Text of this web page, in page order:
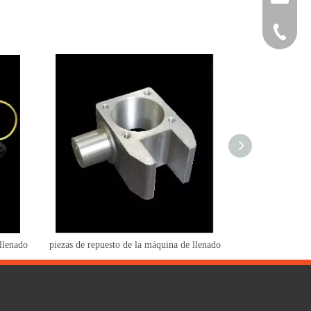
piezas de repuesto de la máquina de llenado
Teléfono